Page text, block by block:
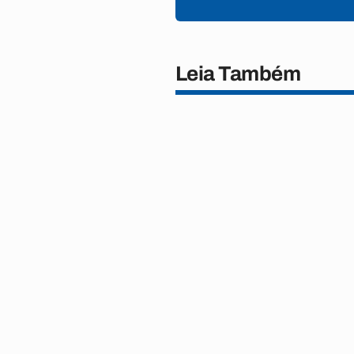
Leia Também